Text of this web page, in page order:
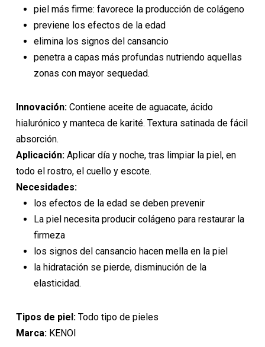
piel más firme: favorece la producción de colágeno
previene los efectos de la edad
elimina los signos del cansancio
penetra a capas más profundas nutriendo aquellas
zonas con mayor sequedad.
Innovación: Contiene aceite de aguacate, ácido
hialurónico y manteca de karité. Textura satinada de fácil
absorción.
Aplicación: Aplicar día y noche, tras limpiar la piel, en
todo el rostro, el cuello y escote.
Necesidades:
los efectos de la edad se deben prevenir
La piel necesita producir colágeno para restaurar la
firmeza
los signos del cansancio hacen mella en la piel
la hidratación se pierde, disminución de la
elasticidad.
Tipos de piel: Todo tipo de pieles
Marca:KENOI